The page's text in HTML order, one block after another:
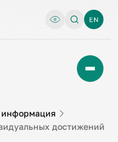
достижений